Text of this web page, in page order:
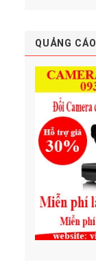
QUẢNG CÁO